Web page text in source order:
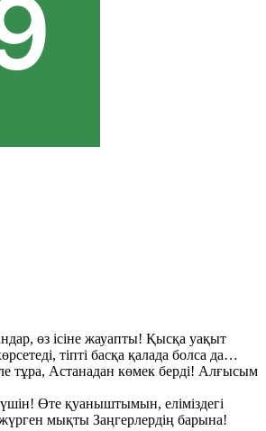
өз ісіне жауапты! Қысқа уақыт
тіпті басқа қалада болса да…
тұра, Астанадан көмек берді! Алғысым
үшін! Өте қуаныштымын, еліміздегі
жүрген мықты Заңгерлердің барына!